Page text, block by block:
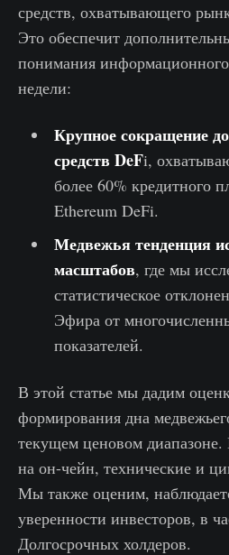
средств, охватывающего
Это обеспечит
понимания
недели:
Крупное сокращение
средств DeFi,
более 60% кредитного
Ethereum DeFi.
Медвежья тенденция
масштабов, где мы
статистическое
Эфира от
показателей.
В этой статье мы дадим
формирования дна
текущем ценовом
на он-чейн, технические и
Мы также оценим,
уверенности инвесторов, в
Долгосрочных холдеров.